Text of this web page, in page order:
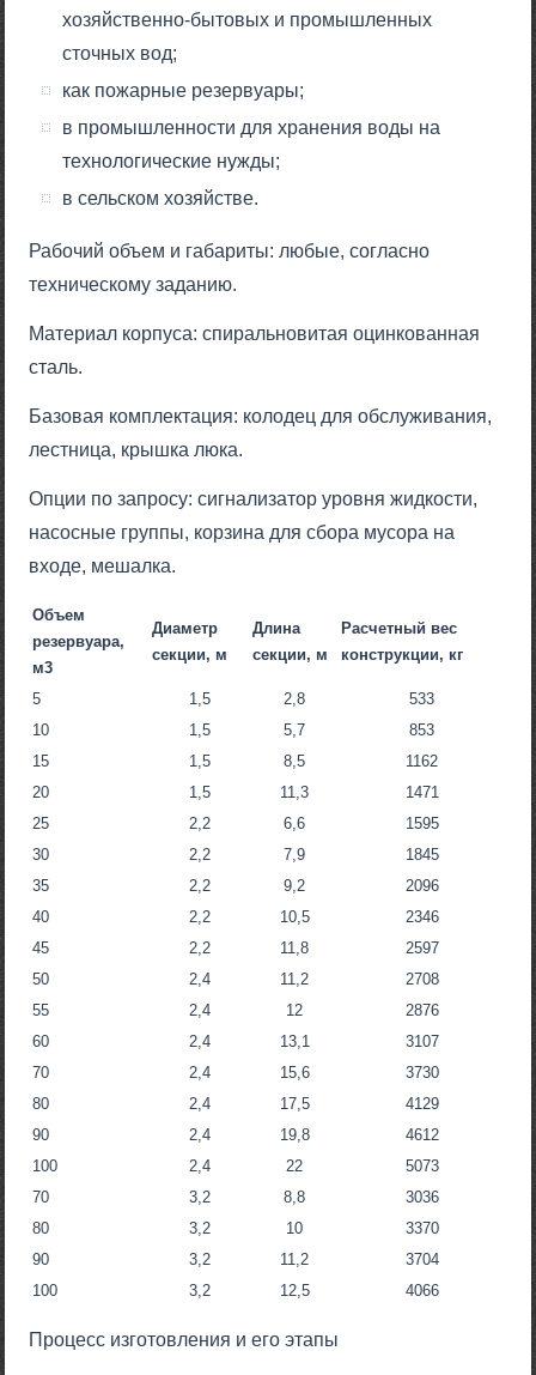
хозяйственно-бытовых и промышленных
сточных вод;
как пожарные резервуары;
в промышленности для хранения воды на
технологические нужды;
в сельском хозяйстве.
Рабочий объем и габариты: любые, согласно
техническому заданию.
Материал корпуса: спиральновитая оцинкованная
сталь.
Базовая комплектация: колодец для обслуживания,
лестница, крышка люка.
Опции по запросу: сигнализатор уровня жидкости,
насосные группы, корзина для сбора мусора на
входе, мешалка.
Объем
резервуара,
м3
Диаметр
секции, м
Длина
секции, м
Расчетный вес
конструкции, кг
5 1,5 2,8
533
10
1,5 5,7
853
15
1,5 8,5
1162
20
1,5 11,3
1471
25
2,2 6,6
1595
30
2,2 7,9
1845
35
2,2 9,2
2096
40
2,2 10,5
2346
45
2,2 11,8
2597
50
2,4 11,2
2708
55
2,4 12
2876
60
2,4 13,1
3107
70
2,4 15,6
3730
80
2,4 17,5
4129
90
2,4 19,8
4612
100
2,4 22
5073
70
3,2 8,8
3036
80
3,2 10
3370
90
3,2 11,2
3704
100
3,2 12,5 4066
Процесс изготовления и его этапы